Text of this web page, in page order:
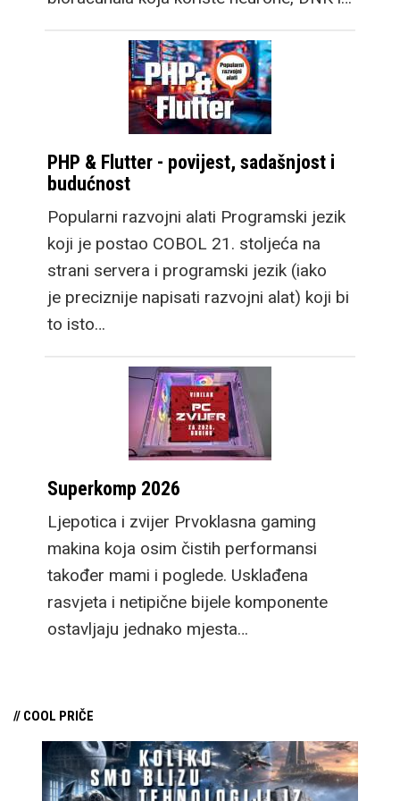
PHP & Flutter - povijest, sadašnjost i
budućnost
Popularni razvojni alati Programski jezik
koji je postao COBOL 21. stoljeća na
strani servera i programski jezik (iako
je preciznije napisati razvojni alat) koji bi
to isto…
Superkomp 2026
Ljepotica i zvijer Prvoklasna gaming
makina koja osim čistih performansi
također mami i poglede. Usklađena
rasvjeta i netipične bijele komponente
ostavljaju jednako mjesta…
// COOL PRIČE